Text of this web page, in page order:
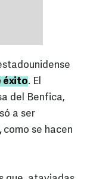
éxito. El
del Benfica,
a ser
como se hacen